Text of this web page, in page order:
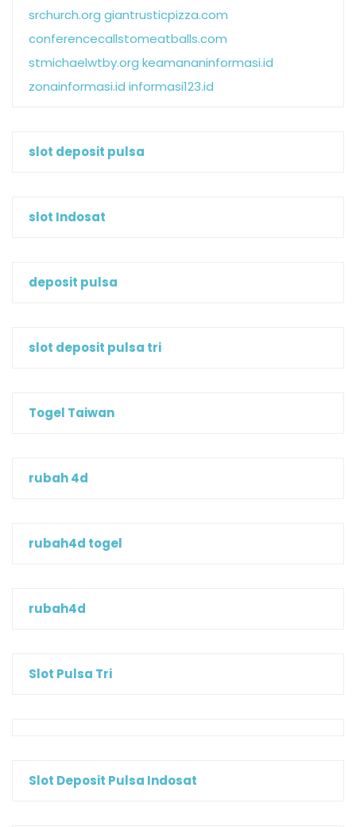
srchurch.org giantrusticpizza.com
conferencecallstomeatballs.com
stmichaelwtby.org keamananinformasi.id
zonainformasi.id informasi123.id
slot deposit pulsa
slot Indosat
deposit pulsa
slot deposit pulsa tri
Togel Taiwan
rubah 4d
rubah4d togel
rubah4d
Slot Pulsa Tri
Slot Deposit Pulsa Indosat